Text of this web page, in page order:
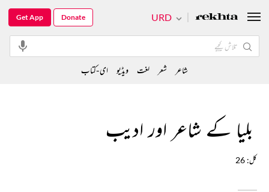
بلیا کے شاعر اور ادیب
کل: 26
URD
Get App Donate
شاعر شعر لغت ویڈیو ای-کتاب